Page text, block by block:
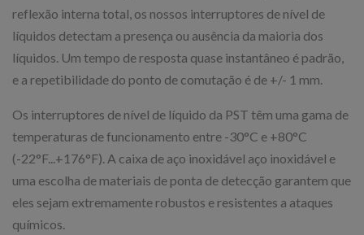
reflexão interna total, os nossos interruptores de nível de
líquidos detectam a presença ou ausência da maioria dos
líquidos. Um tempo de resposta quase instantâneo é padrão,
e a repetibilidade do ponto de comutação é de +/- 1 mm.
Os interruptores de nível de líquido da PST têm uma gama de
temperaturas de funcionamento entre -30°C e +80°C
(-22°F...+176°F). A caixa de aço inoxidável aço inoxidável e
uma escolha de materiais de ponta de detecção garantem que
eles sejam extremamente robustos e resistentes a ataques
químicos.